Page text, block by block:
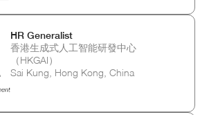
HR Generalist
香港生成式人工智能研發中心
（HKGAI）
Sai Kung, Hong Kong, China